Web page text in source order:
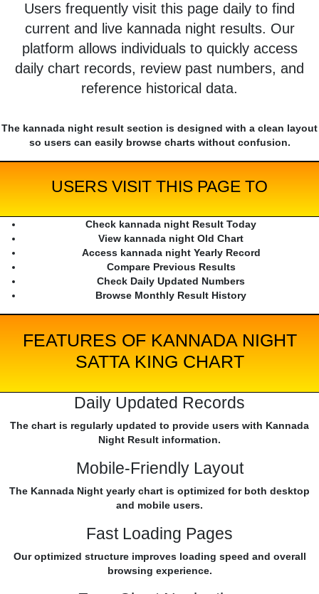
Users frequently visit this page daily to find
current and live kannada night results. Our
platform allows individuals to quickly access
daily chart records, review past numbers, and
reference historical data.
The kannada night result section is designed with a clean layout
so users can easily browse charts without confusion.
USERS VISIT THIS PAGE TO
Check kannada night Result Today
View kannada night Old Chart
Access kannada night Yearly Record
Compare Previous Results
Check Daily Updated Numbers
Browse Monthly Result History
FEATURES OF KANNADA NIGHT
SATTA KING CHART
Daily Updated Records
The chart is regularly updated to provide users with Kannada
Night Result information.
Mobile-Friendly Layout
The Kannada Night yearly chart is optimized for both desktop
and mobile users.
Fast Loading Pages
Our optimized structure improves loading speed and overall
browsing experience.